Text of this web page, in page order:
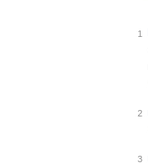
1
2
3